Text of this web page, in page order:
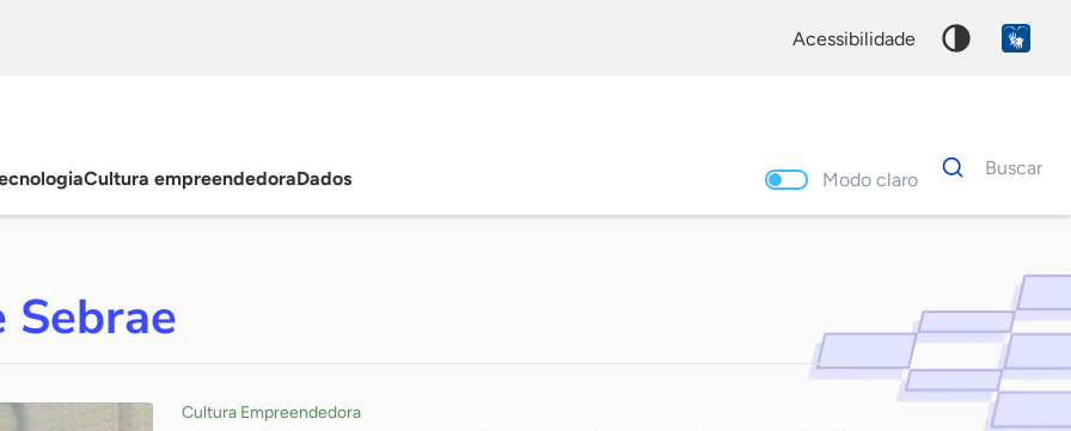
acessibilidade
Cultura empreendedoraDados Modo claro
Dados
para
Buscar
Sebrae
Cultura Empreendedora